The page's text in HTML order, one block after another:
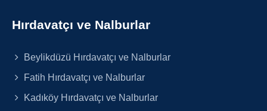
Hırdavatçı ve Nalburlar
Beylikdüzü Hırdavatçı ve Nalburlar
Fatih Hırdavatçı ve Nalburlar
Kadıköy Hırdavatçı ve Nalburlar